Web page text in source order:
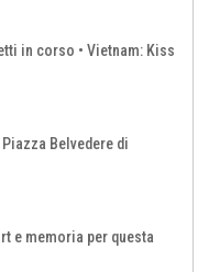
in corso • Vietnam: Kiss
Belvedere di
e memoria per questa